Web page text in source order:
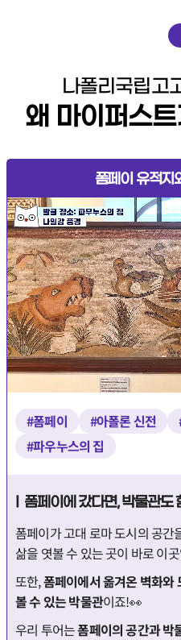
나폴리국립고
왜 마이퍼스
폼페이 유적지
#폼페이 #아폴론 신전
#파우누스의 집
I 폼페이에 갔다면, 박물관도
폼페이가 고대 로마 도시의 공간
삶을 엿볼 수 있는 곳이 바로 이
또한,폼페이에서 옮겨온 벽화와
볼 수 있는 박물관이죠!👀
우리 투어는폼페이의 공간과 박